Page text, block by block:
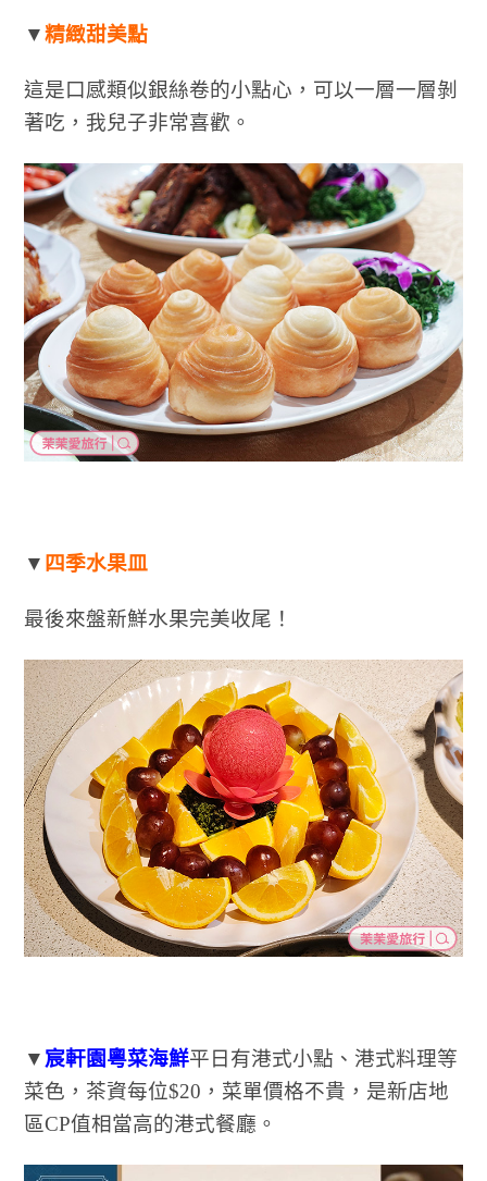
▼精緻甜美點
這是口感類似銀絲卷的小點心，可以一層一層剝
著吃，我兒子非常喜歡。
▼ 四季水果皿
最後來盤新鮮水果完美收尾！
▼ 宸軒園粵菜海鮮平日有港式小點、港式料理等
菜色，茶資每位$20，菜單價格不貴，是新店地
區CP值相當高的港式餐廳。